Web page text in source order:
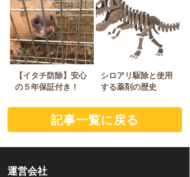
【イタチ防除】安心
の５年保証付き！
シロアリ駆除と使用
する薬剤の歴史
記事一覧に戻る
運営会社